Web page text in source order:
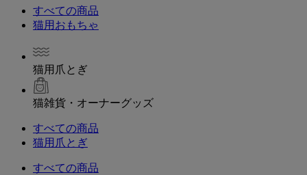
すべての商品
猫用おもちゃ
猫用爪とぎ
猫雑貨・オーナーグッズ
すべての商品
猫用爪とぎ
すべての商品